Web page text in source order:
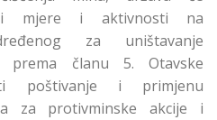
mjere i aktivnosti na
za uništavanje
prema članu 5. Otavske
poštivanje i primjenu
za protivminske akcije i